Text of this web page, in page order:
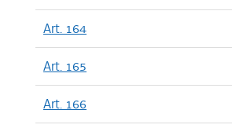
Art. 164
Art. 165
Art. 166